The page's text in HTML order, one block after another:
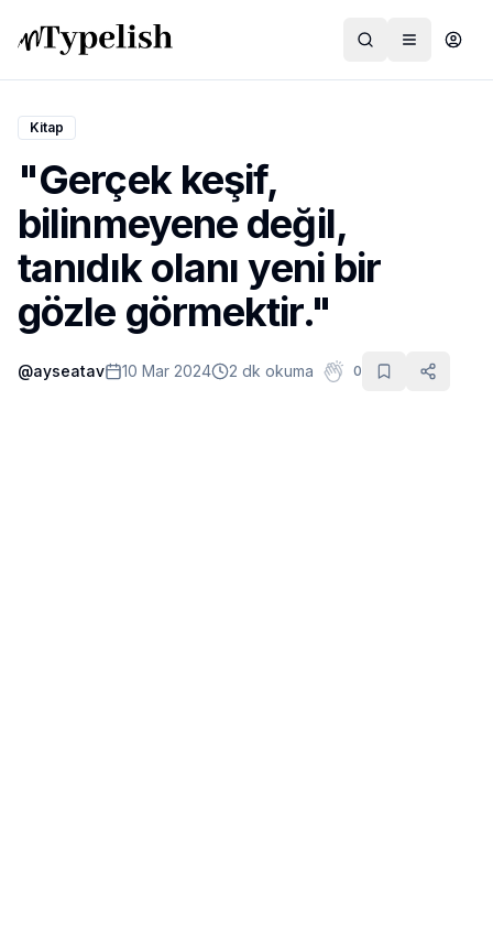
Dünya
Film ve Dizi
Kültür ve Sanat
Sağlık
Siyaset ve Tarih
Kitap
"Gerçek keşif,
bilinmeyene değil,
tanıdık olanı yeni bir
gözle görmektir."
@ayseatav 10 Mar 2024 2 dk okuma 0